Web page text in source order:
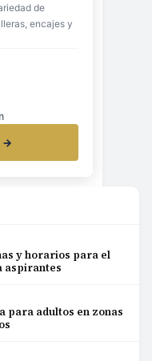
de
encajes y
→
y horarios para el
aspirantes
para adultos en zonas